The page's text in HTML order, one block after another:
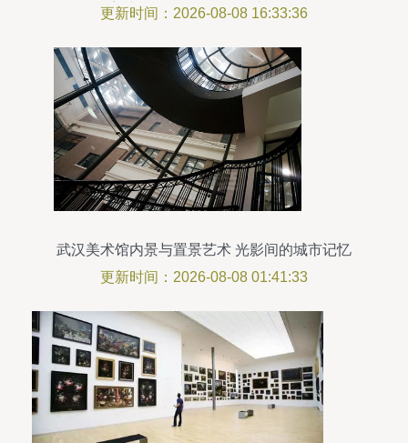
美术道具置景服务的创新路径
更新时间：2026-08-08 16:33:36
武汉美术馆内景与置景艺术 光影间的城市记忆
更新时间：2026-08-08 01:41:33